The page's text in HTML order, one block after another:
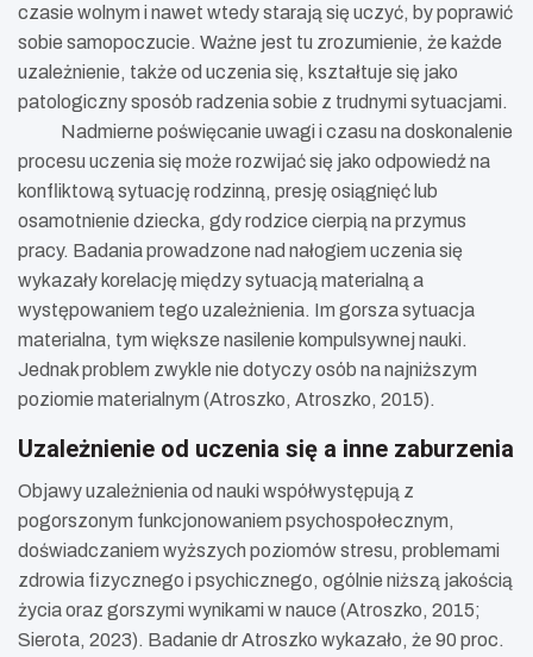
czasie wolnym i nawet wtedy starają się uczyć, by poprawić
sobie samopoczucie. Ważne jest tu zrozumienie, że każde
uzależnienie, także od uczenia się, kształtuje się jako
patologiczny sposób radzenia sobie z trudnymi sytuacjami.
Nadmierne poświęcanie uwagi i czasu na doskonalenie
procesu uczenia się może rozwijać się jako odpowiedź na
konfliktową sytuację rodzinną, presję osiągnięć lub
osamotnienie dziecka, gdy rodzice cierpią na przymus
pracy. Badania prowadzone nad nałogiem uczenia się
wykazały korelację między sytuacją materialną a
występowaniem tego uzależnienia. Im gorsza sytuacja
materialna, tym większe nasilenie kompulsywnej nauki.
Jednak problem zwykle nie dotyczy osób na najniższym
poziomie materialnym (Atroszko, Atroszko, 2015).
Uzależnienie od uczenia się a inne zaburzenia
Objawy uzależnienia od nauki współwystępują z
pogorszonym funkcjonowaniem psychospołecznym,
doświadczaniem wyższych poziomów stresu, problemami
zdrowia fizycznego i psychicznego, ogólnie niższą jakością
życia oraz gorszymi wynikami w nauce (Atroszko, 2015;
Sierota, 2023). Badanie dr Atroszko wykazało, że 90 proc.